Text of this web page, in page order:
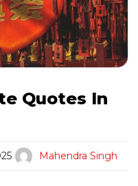
Quotes In
Mahendra Singh